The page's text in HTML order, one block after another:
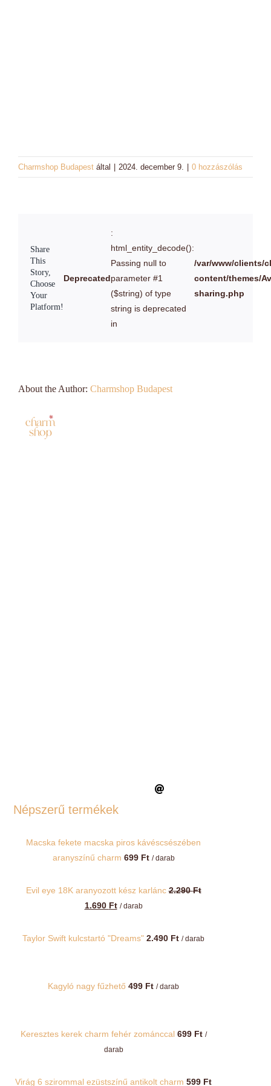
Charmos Blog
Charmshop Budapest által 2024. december 9. 0 hozzászólás
Share
This
Story,
Choose
Your
Platform!
Deprecated
:
html_entity_decode():
Passing null to
parameter #1
($string) of type
string is deprecated
in
/var/www/clients/
content/themes/
sharing.php
About the Author: Charmshop Budapest
Népszerű termékek
Macska fekete macska piros kávéscsészében
aranyszínű charm 699 Ft / darab
Evil eye 18K aranyozott kész karlánc 2.290Ft
Original
was:
1.690 FtCurrent
is:
/ darab
Taylor Swift kulcstartó "Dreams" 2.490 Ft / darab
Kagyló nagy fűzhető 499 Ft / darab
Keresztes kerek charm fehér zománccal 699 Ft /
darab
Virág 6 szirommal ezüstszínű antikolt charm 599 Ft